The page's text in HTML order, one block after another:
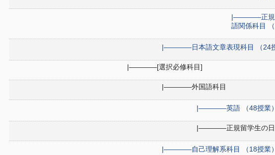
|――――正規
語関係科目 （
|――――日本語文章表現科目 （24授
|――――[選択必修科目]
|――――外国語科目
|――――英語 （48授業）
|――――正規留学生の日
|――――自己理解系科目 （18授業）